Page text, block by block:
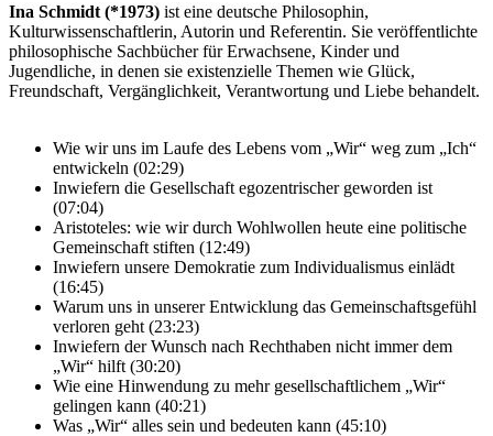
Ina Schmidt (*1973) ist eine deutsche Philosophin,
Kulturwissenschaftlerin, Autorin und Referentin. Sie veröffentlichte
philosophische Sachbücher für Erwachsene, Kinder und
Jugendliche, in denen sie existenzielle Themen wie Glück,
Freundschaft, Vergänglichkeit, Verantwortung und Liebe behandelt.
Wie wir uns im Laufe des Lebens vom „Wir“ weg zum „Ich“
entwickeln (02:29)
Inwiefern die Gesellschaft egozentrischer geworden ist
(07:04)
Aristoteles: wie wir durch Wohlwollen heute eine politische
Gemeinschaft stiften (12:49)
Inwiefern unsere Demokratie zum Individualismus einlädt
(16:45)
Warum uns in unserer Entwicklung das Gemeinschaftsgefühl
verloren geht (23:23)
Inwiefern der Wunsch nach Rechthaben nicht immer dem
„Wir“ hilft (30:20)
Wie eine Hinwendung zu mehr gesellschaftlichem „Wir“
gelingen kann (40:21)
Was „Wir“ alles sein und bedeuten kann (45:10)